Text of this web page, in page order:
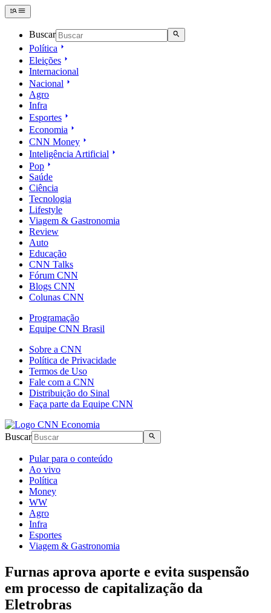
Buscar
Política
Eleições
Internacional
Nacional
Agro
Infra
Esportes
Economia
CNN Money
Inteligência Artificial
Pop
Saúde
Ciência
Tecnologia
Lifestyle
Viagem & Gastronomia
Review
Auto
Educação
CNN Talks
Fórum CNN
Blogs CNN
Colunas CNN
Programação
Equipe CNN Brasil
Sobre a CNN
Política de Privacidade
Termos de Uso
Fale com a CNN
Distribuição do Sinal
Faça parte da Equipe CNN
Buscar
Pular para o conteúdo
Ao vivo
Política
Money
WW
Agro
Infra
Esportes
Viagem & Gastronomia
Furnas aprova aporte e evita suspensão
em processo de capitalização da
Eletrobras